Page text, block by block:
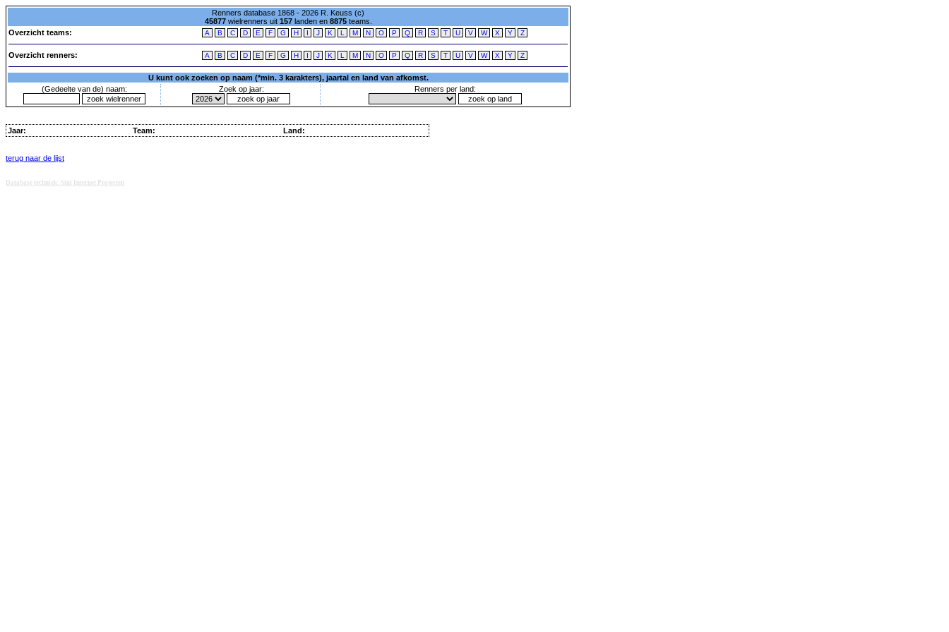
Renners database 1868 - 2026 R. Keuss (c)
45877wielrenners uit 157landen en 8875teams.
Overzicht teams:
A B C D E F G H I J K L M N O P Q R S T U V W X Y Z
Overzicht renners: A B C D E F G H I J K L M N O P Q R S T U V W X Y Z
U kunt ook zoeken op naam (*min. 3 karakters), jaartal en land van afkomst.
(Gedeelte van de) naam:
Zoek op jaar: Renners per land:
Jaar: Team: Land:
terug naar de lijst
Database techniek: Sini Internet Projecten